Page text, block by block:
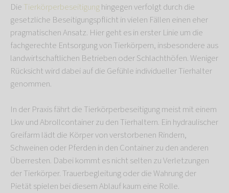
Die Tierkörperbeseitigunghingegen verfolgt durch die
gesetzliche Beseitigungspflicht in vielen Fällen einen eher
pragmatischen Ansatz. Hier geht es in erster Linie um die
fachgerechte Entsorgung von Tierkörpern, insbesondere aus
landwirtschaftlichen Betrieben oder Schlachthöfen. Weniger
Rücksicht wird dabei auf die Gefühle individueller Tierhalter
genommen.
In der Praxis fährt die Tierkörperbeseitigung meist mit einem
Lkw und Abrollcontainer zu den Tierhaltern. Ein hydraulischer
Greifarm lädt die Körper von verstorbenen Rindern,
Schweinen oder Pferden in den Container zu den anderen
Überresten. Dabei kommt es nicht selten zu Verletzungen
der Tierkörper. Trauerbegleitung oder die Wahrung der
Pietät spielen bei diesem Ablauf kaum eine Rolle.